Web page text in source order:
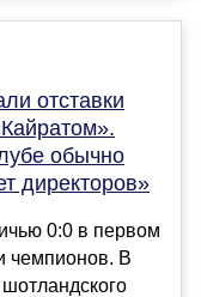
отставки
обычно
директоров»
0:0 в первом
чемпионов. В